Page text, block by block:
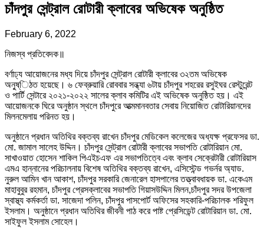
চাঁদপুর সেন্ট্রাল রোটারী ক্লাবের অভিষেক অনুষ্ঠিত
February 6, 2022
নিজস্ব প্রতিবেদক॥
বর্ণাঢ্য আয়োজনের মধ্য দিয়ে চাঁদপুর সেন্ট্রাল রােটারী ক্লাবের ৩২তম অভিষেক
অনু্ষ্িঠত হয়েছে। ৬ ফেব্রুয়ারি রোববার সন্ধ্যা ৬টায় চাঁদপুর শহরের রসুইঘর রেস্টুরেন্ট
ও পার্টি সেন্টারে ২০২১-২০২২ সালের ক্লাব কমিটির এই অভিষেক অনুষ্ঠিত হয়। এই
আয়োজনকে ঘিরে অনুষ্ঠান স্থলে চাঁদপুরে আত্মমানবতার সেবায় নিয়োজিত রোটারিয়ানদের
মিলনমেলায় পরিনত হয়।
অনুষ্ঠানে প্রধান অতিথির বক্তব্য রাখেন চাঁদপুর মেডিকেল কলেজের অধ্যক্ষ প্রফেসর ডা.
মো. জামাল সালেহ উদ্দিন। চাঁদপুর সেন্ট্রাল রােটারী ক্লাবের সভাপতি রোটারিয়ান মো.
সাখাওয়াত হােসেন শাকিল পিএইচএফ এর সভাপতিত্বে এবং ক্লাব সেক্রেটারী রােটারিয়াস
এমএ হান্নানের পরিচালনায় বিশেষ অতিথির বক্তব্য রাখেন, এসিস্টেন্ড গভর্নর অ্যাড.
নুরুল আমিন খান আকাশ, চাঁদপুর সরকারি জেনারেল হাসপালের তত্ত্বাবধায়ক ডা. একেএম
মাহাবুবুর রহমান, চাঁদপুর প্রেসক্লাবের সভাপতি গিয়াসউদ্দিন মিলন,চাঁদপুর সদর উপজেলা
স্বাস্থ্য কর্মকর্তা ডা. সাজেদা পলিন, চাঁদপুর পাসপোর্ট অফিসের সহকারি-পরিচালক শরিফুল
ইসলাম। অনুষ্ঠানে প্রধান অতিথির জীবনী পাঠ করে পাষ্ট প্রেসিডেন্ট রোটারিয়ান ডা. মো.
সাইফুল ইসলাম সোহেল।